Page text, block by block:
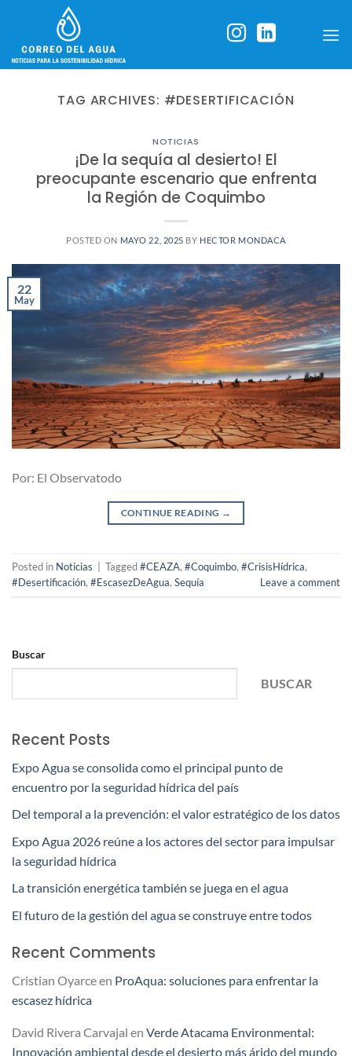
content
TAG ARCHIVES: #DESERTIFICACIÓN
NOTICIAS
¡De la sequía al desierto! El
preocupante escenario que enfrenta
la Región de Coquimbo
POSTED ON MAYO 22, 2025 BY HECTOR MONDACA
22
May
Por: El Observatodo
CONTINUE READING →
Posted in Noticias Tagged#CEAZA, #Coquimbo, #CrisisHídrica,
#Desertificación, #EscasezDeAgua, Sequía Leave a comment
Buscar
BUSCAR
Recent Posts
Expo Agua se consolida como el principal punto de
encuentro por la seguridad hídrica del país
Del temporal a la prevención: el valor estratégico de los datos
Expo Agua 2026 reúne a los actores del sector para impulsar
la seguridad hídrica
La transición energética también se juega en el agua
El futuro de la gestión del agua se construye entre todos
Recent Comments
Cristian Oyarceen ProAqua: soluciones para enfrentar la
escasez hídrica
David Rivera Carvajal en Verde Atacama Environmental:
Innovación ambiental desde el desierto más árido del mundo